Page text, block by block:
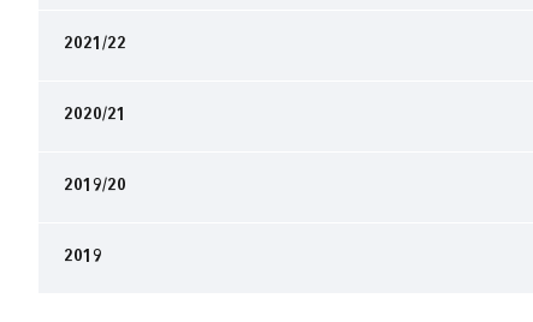
2021/22
2020/21
2019/20
2019